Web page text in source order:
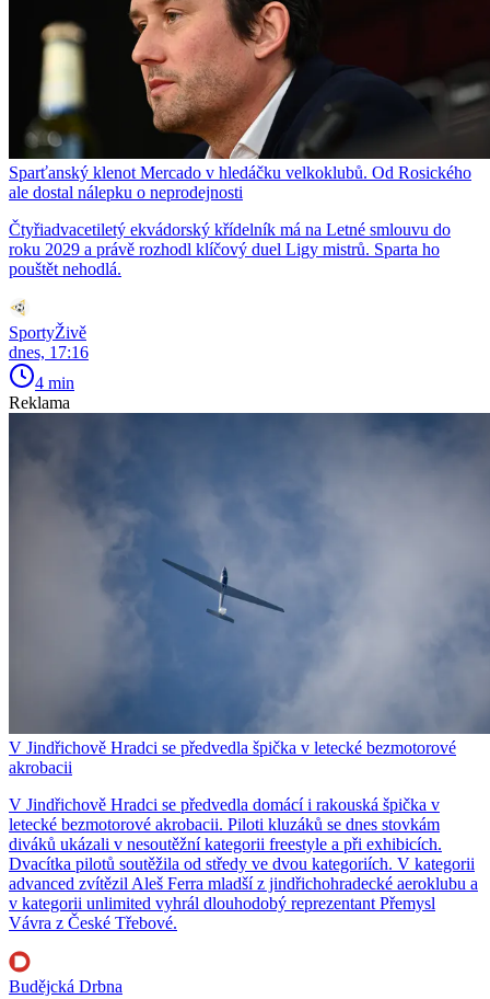
Sparťanský klenot Mercado v hledáčku velkoklubů. Od Rosického
ale dostal nálepku o neprodejnosti
Čtyřiadvacetiletý ekvádorský křídelník má na Letné smlouvu do
roku 2029 a právě rozhodl klíčový duel Ligy mistrů. Sparta ho
pouštět nehodlá.
SportyŽivě
dnes, 17:16
4 min
Reklama
V Jindřichově Hradci se předvedla špička v letecké bezmotorové
akrobacii
V Jindřichově Hradci se předvedla domácí i rakouská špička v
letecké bezmotorové akrobacii. Piloti kluzáků se dnes stovkám
diváků ukázali v nesoutěžní kategorii freestyle a při exhibicích.
Dvacítka pilotů soutěžila od středy ve dvou kategoriích. V kategorii
advanced zvítězil Aleš Ferra mladší z jindřichohradecké aeroklubu a
v kategorii unlimited vyhrál dlouhodobý reprezentant Přemysl
Vávra z České Třebové.
Budějcká Drbna